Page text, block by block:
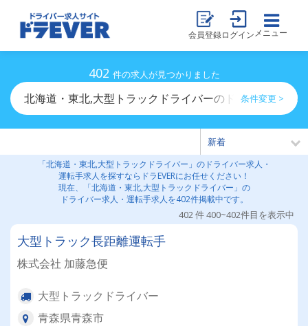
会員登録ログイン メニュー
402 件の求人が見つかりました
北海道・東北,大型トラックドライバーのドライバー求人
条件変更 >
「北海道・東北,大型トラックドライバー」のドライバー求人・
運転手求人を探すならドラEVERにお任せください！
現在、「北海道・東北,大型トラックドライバー」の
ドライバー求人・運転手求人を402件掲載中です。
402 件 400~402件目を表示中
大型トラック長距離運転手
株式会社 加藤急便
大型トラックドライバー
青森県青森市